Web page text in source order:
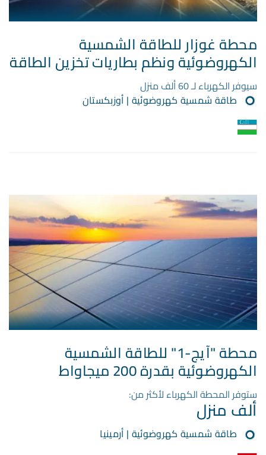
محطة غوزار للطاقة الشمسية
الكهروضوئية ونظم بطاريات تخزين الطاقة
سيوفر الكهرباء لـ 60 ألف منزل
طاقة شمسية كهروضوئية | أوزبكستان
محطة "آيج-1" للطاقة الشمسية
الكهروضوئية بقدرة 200 ميجاواط
ستوفر المحطة الكهرباء لأكثر من:
ألف منزل
طاقة شمسية كهروضوئية | أرمينيا